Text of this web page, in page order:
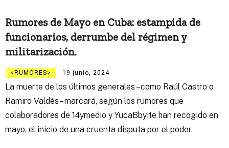
Rumores de Mayo en Cuba: estampida de
funcionarios, derrumbe del régimen y
militarización.
RUMORES 19 junio, 2024
La muerte de los últimos generales –como Raúl Castro o
Ramiro Valdés– marcará, según los rumores que
colaboradores de 14ymedio y YucaBbyite han recogido en
mayo, el inicio de una cruenta disputa por el poder.